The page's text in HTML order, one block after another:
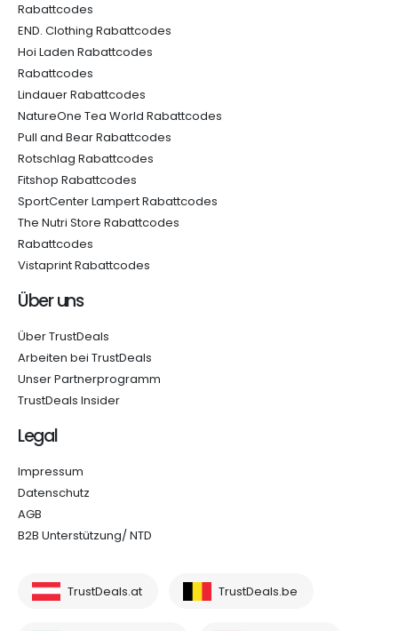
Rabattcodes
END. Clothing Rabattcodes
Hoi Laden Rabattcodes
Rabattcodes
Lindauer Rabattcodes
NatureOne Tea World Rabattcodes
Pull and Bear Rabattcodes
Rotschlag Rabattcodes
Fitshop Rabattcodes
SportCenter Lampert Rabattcodes
The Nutri Store Rabattcodes
Rabattcodes
Vistaprint Rabattcodes
Über uns
Über TrustDeals
Arbeiten bei TrustDeals
Unser Partnerprogramm
TrustDeals Insider
Legal
Impressum
Datenschutz
AGB
B2B Unterstützung/ NTD
TrustDeals.at TrustDeals.be